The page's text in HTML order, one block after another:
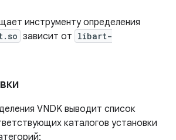
инструменту определения
зависит от libart-
VNDK выводит список
каталогов установки